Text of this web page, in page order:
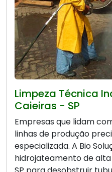
Limpeza Técnica
Caieiras - SP
Empresas que lidam
linhas de produção
especializada. A Bio
hidrojateamento de